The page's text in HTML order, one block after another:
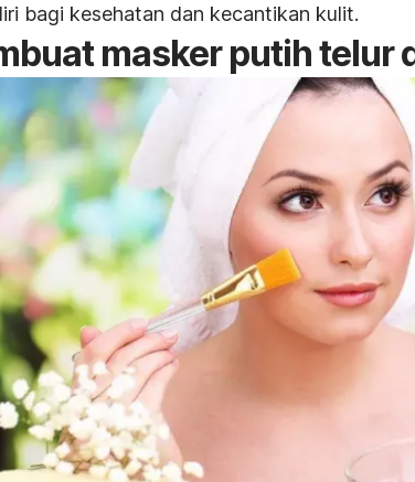
bagi kesehatan dan kecantikan kulit.
masker putih telur